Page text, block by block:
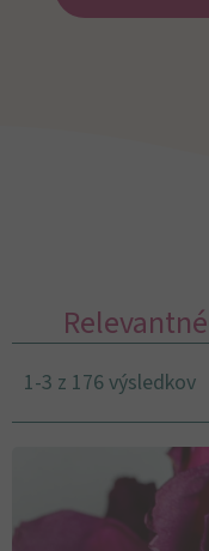
1-3 z 176 výsledkov